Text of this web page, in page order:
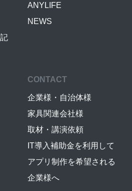
ANYLIFE
NEWS
CONTACT
企業様・自治体様
家具関連会社様
取材・講演依頼
IT導入補助金を利用して
アプリ制作を希望される
企業様へ